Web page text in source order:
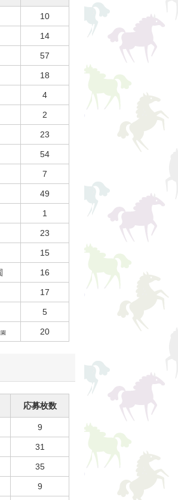
10
14
57
18
4
2
23
54
7
49
1
23
15
16
17
5
20
応募枚数
9
31
35
9